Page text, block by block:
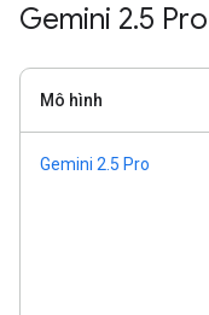
Gemini 2.5 Pro
Mô hình
Gemini 2.5 Pro